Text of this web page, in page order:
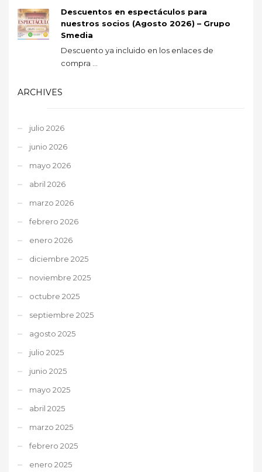
Descuentos en espectáculos para
nuestros socios (Agosto 2026) – Grupo
Smedia
Descuento ya incluido en los enlaces de
compra ...
ARCHIVES
julio 2026
junio 2026
mayo 2026
abril 2026
marzo 2026
febrero 2026
enero 2026
diciembre 2025
noviembre 2025
octubre 2025
septiembre 2025
agosto 2025
julio 2025
junio 2025
mayo 2025
abril 2025
marzo 2025
febrero 2025
enero 2025